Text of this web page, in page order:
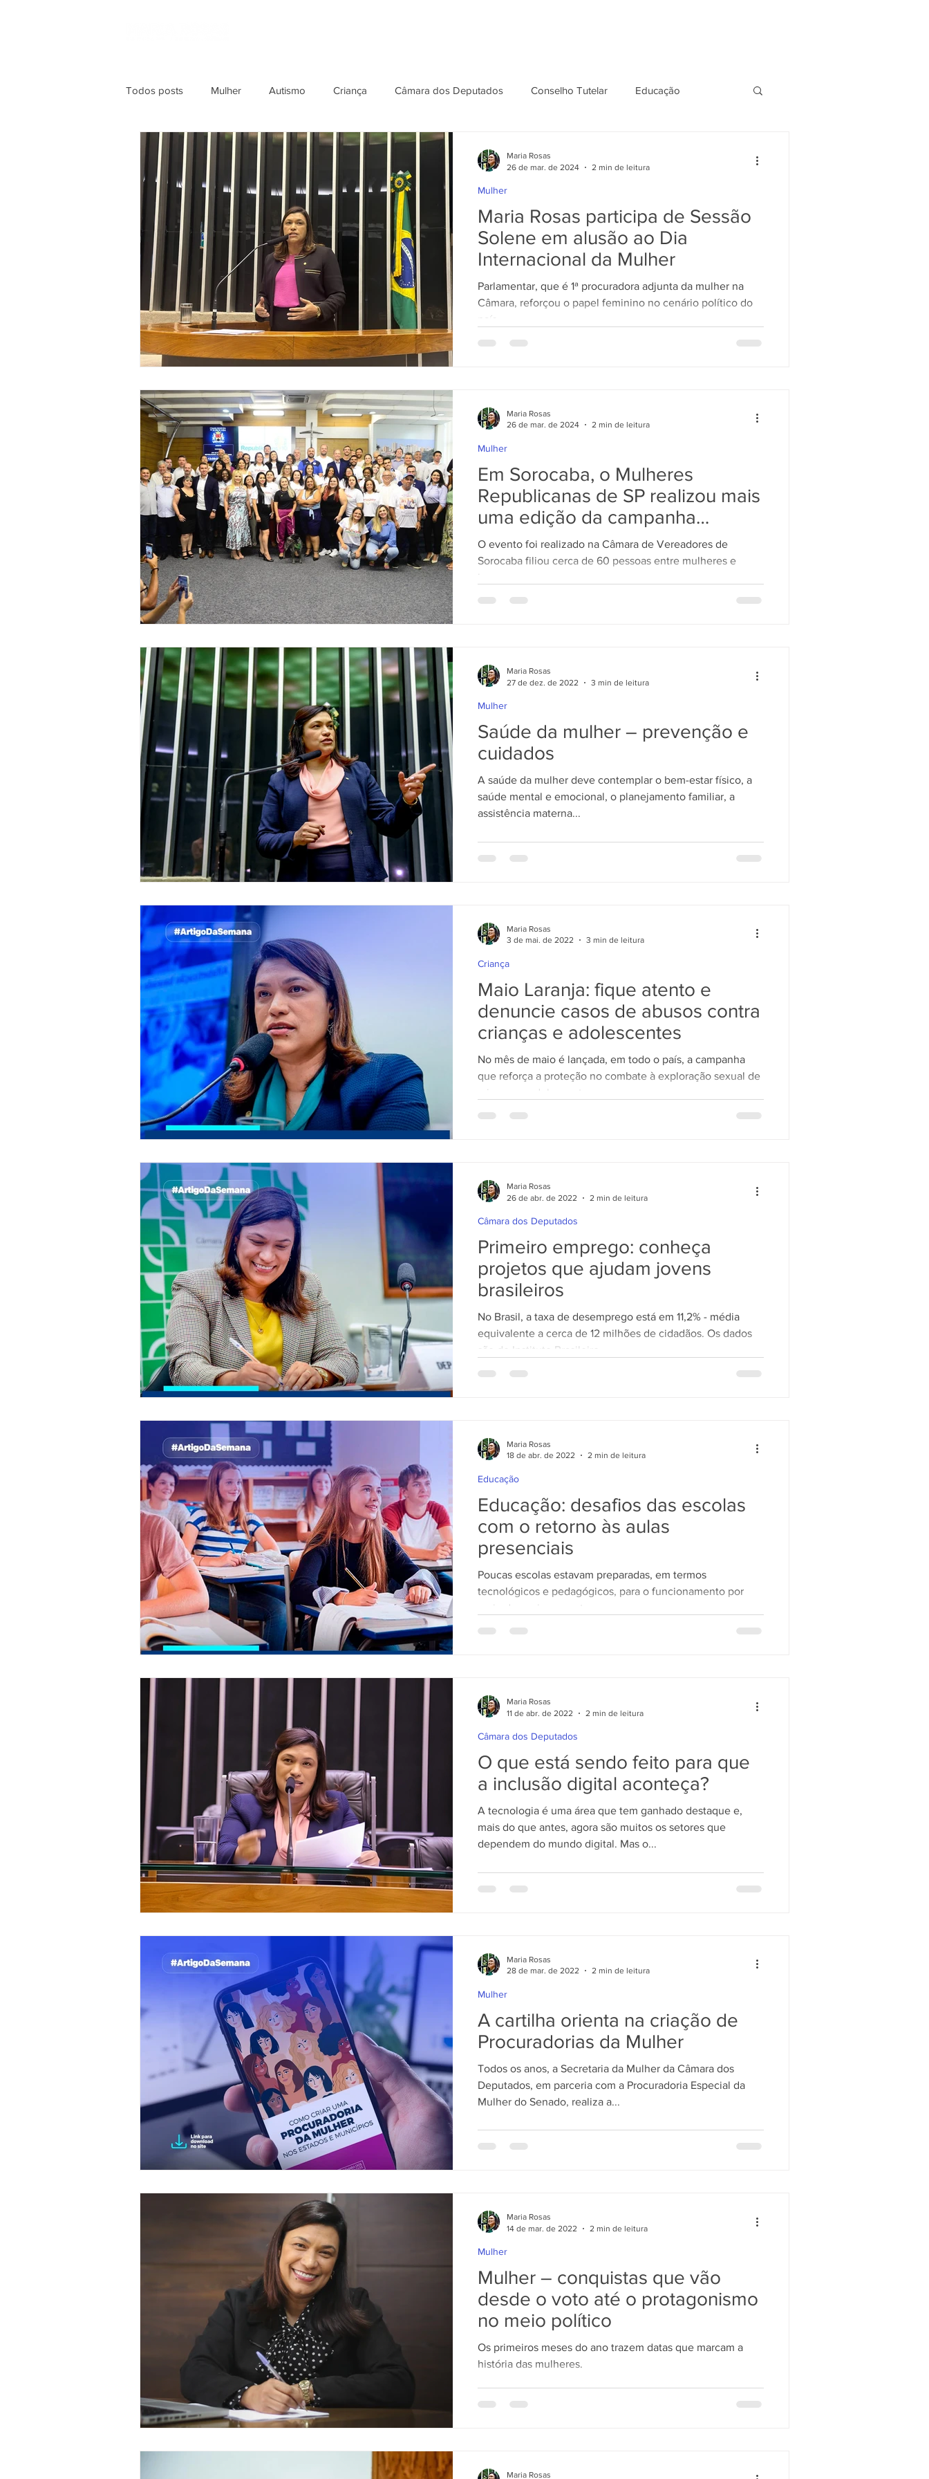
Todos posts Mulher Autismo Criança Câmara dos Deputados Conselho Tutelar Educação
Emprego Idoso Mulheres Republicanas Política
PL Aprovado Republicanos São Paulo Doenças Raras
Mulheres Empreendedoras Secretaria da Mulher Procuradoria da Mulher Pessoa com Deficiência
Brasil-Bélgica Grupos de Amizades Congresso Em Foco Leis Sancionadas
Comissão de Comunicação
Maria Rosas participa de Sessão
Solene em alusão ao Dia
Internacional da Mulher
Parlamentar, que é 1ª procuradora adjunta da mulher na
Câmara, reforçou o papel feminino no cenário político do
país
Mulher
Maria Rosas
26 de mar. de 2024
2 min de leitura
Em Sorocaba, o Mulheres
Republicanas de SP realizou mais
uma edição da campanha
“Mulher, a política precisa de
você!”
O evento foi realizado na Câmara de Vereadores de
Sorocaba filiou cerca de 60 pessoas entre mulheres e
jovens.
Mulher
Maria Rosas
26 de mar. de 2024
2 min de leitura
Saúde da mulher – prevenção e
cuidados
A saúde da mulher deve contemplar o bem-estar físico, a
saúde mental e emocional, o planejamento familiar, a
assistência materna...
Mulher
Maria Rosas
27 de dez. de 2022
3 min de leitura
Maio Laranja: fique atento e
denuncie casos de abusos contra
crianças e adolescentes
No mês de maio é lançada, em todo o país, a campanha
que reforça a proteção no combate à exploração sexual de
crianças e adolescentes,
Criança
Maria Rosas
3 de mai. de 2022
3 min de leitura
Primeiro emprego: conheça
projetos que ajudam jovens
brasileiros
No Brasil, a taxa de desemprego está em 11,2% - média
equivalente a cerca de 12 milhões de cidadãos. Os dados
são do Instituto Brasileiro...
Câmara dos Deputados
Maria Rosas
26 de abr. de 2022
2 min de leitura
Educação: desafios das escolas
com o retorno às aulas
presenciais
Poucas escolas estavam preparadas, em termos
tecnológicos e pedagógicos, para o funcionamento por
meio do ensino remoto.
Educação
Maria Rosas
18 de abr. de 2022
2 min de leitura
O que está sendo feito para que
a inclusão digital aconteça?
A tecnologia é uma área que tem ganhado destaque e,
mais do que antes, agora são muitos os setores que
dependem do mundo digital. Mas o...
Câmara dos Deputados
Maria Rosas
11 de abr. de 2022
2 min de leitura
A cartilha orienta na criação de
Procuradorias da Mulher
Todos os anos, a Secretaria da Mulher da Câmara dos
Deputados, em parceria com a Procuradoria Especial da
Mulher do Senado, realiza a...
Mulher
Maria Rosas
28 de mar. de 2022
2 min de leitura
Mulher – conquistas que vão
desde o voto até o protagonismo
no meio político
Os primeiros meses do ano trazem datas que marcam a
história das mulheres.
Mulher
Maria Rosas
14 de mar. de 2022
2 min de leitura
Maria Rosas